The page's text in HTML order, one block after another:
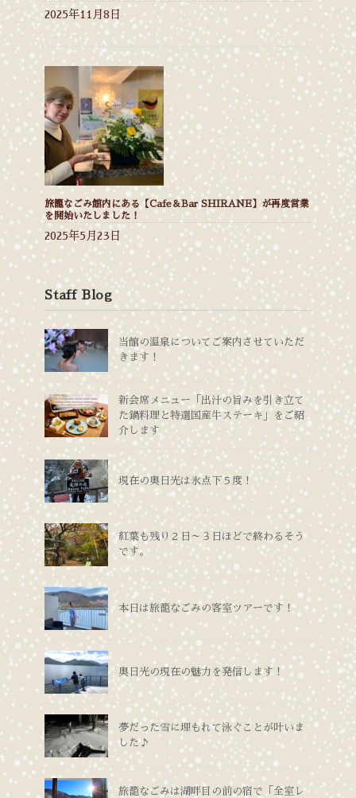
2025年11月8日
旅籠なごみ館内にある【Cafe＆Bar SHIRANE】が再度営業
を開始いたしました！
2025年5月23日
Staff Blog
当館の温泉についてご案内させていただ
きます！
新会席メニュー「出汁の旨みを引き立て
た鍋料理と特選国産牛ステーキ」をご紹
介します
現在の奥日光は氷点下５度！
紅葉も残り２日～３日ほどで終わるそう
です。
本日は旅籠なごみの客室ツアーです！
奥日光の現在の魅力を発信します！
夢だった雪に埋もれて泳ぐことが叶いま
した♪
旅籠なごみは湖畔目の前の宿で「全室レ